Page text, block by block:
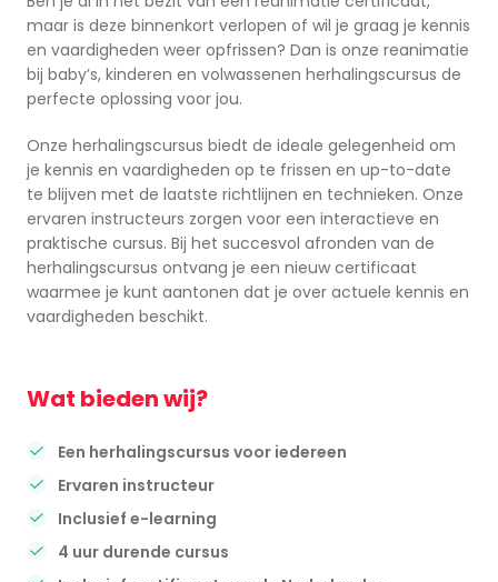
maar is deze binnenkort verlopen of wil je graag je kennis
en vaardigheden weer opfrissen? Dan is onze reanimatie
bij baby’s, kinderen en volwassenen herhalingscursus de
perfecte oplossing voor jou.
Onze herhalingscursus biedt de ideale gelegenheid om
je kennis en vaardigheden op te frissen en up-to-date
te blijven met de laatste richtlijnen en technieken. Onze
ervaren instructeurs zorgen voor een interactieve en
praktische cursus. Bij het succesvol afronden van de
herhalingscursus ontvang je een nieuw certificaat
waarmee je kunt aantonen dat je over actuele kennis en
vaardigheden beschikt.
Wat bieden wij?
Een herhalingscursus voor iedereen
Ervaren instructeur
Inclusief e-learning
4 uur durende cursus